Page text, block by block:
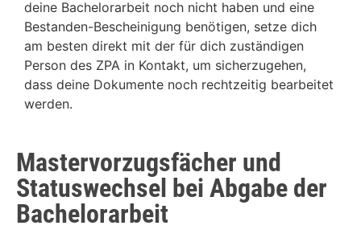
deine Bachelorarbeit noch nicht haben und eine
Bestanden-Bescheinigung benötigen, setze dich
am besten direkt mit der für dich zuständigen
Person des ZPA in Kontakt, um sicherzugehen,
dass deine Dokumente noch rechtzeitig bearbeitet
werden.
Mastervorzugsfächer und
Statuswechsel bei Abgabe der
Bachelorarbeit